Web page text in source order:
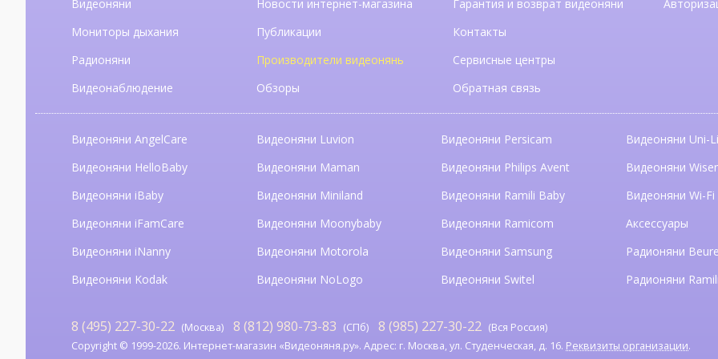
Видеоняни
Мониторы дыхания
Радионяни
Видеонаблюдение
Новости интернет-магазина
Публикации
Производители видеонянь
Обзоры
Гарантия и возврат видеоняни
Контакты
Сервисные центры
Обратная связь
Видеоняни AngelCare
Видеоняни HelloBaby
Видеоняни iBaby
Видеоняни iFamCare
Видеоняни iNanny
Видеоняни Kodak
Видеоняни Luvion
Видеоняни Maman
Видеоняни Miniland
Видеоняни Moonybaby
Видеоняни Motorola
Видеоняни NoLogo
Видеоняни Persicam
Видеоняни Philips Avent
Видеоняни Ramili Baby
Видеоняни Ramicom
Видеоняни Samsung
Видеоняни Switel
Видеоняни Uni-
Видеоняни
Видеоняни Wi-Fi
Аксессуары
Радионяни
Радионяни Ramili
8 (495) 227-30-22 (Москва) 8 (812) 980-73-83 (СПб) 8 (985) 227-30-22 (Вся Россия)
Copyright © 1999-2026. Интернет-магазин «Видеоняня.ру». Адрес: г. Москва, ул. Студенческая, д. 16. Реквизиты организации.